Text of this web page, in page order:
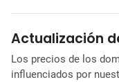
Actualización
Los precios de los
influenciados por